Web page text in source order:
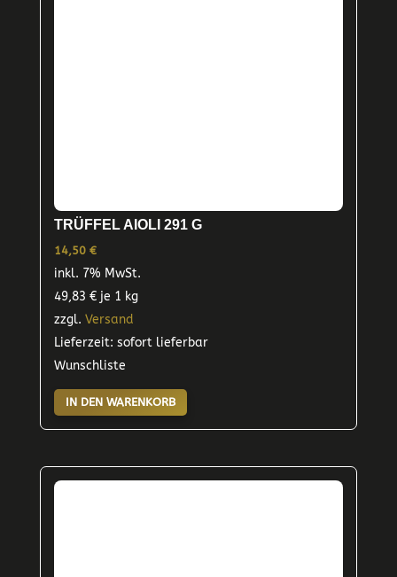
TRÜFFEL AIOLI 291 G
14,50 €
inkl. 7% MwSt.
49,83 €je 1 kg
zzgl. Versand
Lieferzeit: sofort lieferbar
Wunschliste
IN DEN WARENKORB